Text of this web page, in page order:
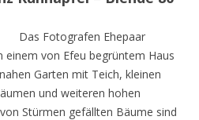
Das Fotografen Ehepaar
von Efeu begrüntem Haus
Garten mit Teich, kleinen
und weiteren hohen
Stürmen gefällten Bäume sind